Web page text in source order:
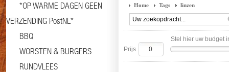
*OP WARME DAGEN GEEN
VERZENDING PostNL*
BBQ
WORSTEN & BURGERS
RUNDVLEES
Home Tags linzen
Stel hier uw budget
Prijs